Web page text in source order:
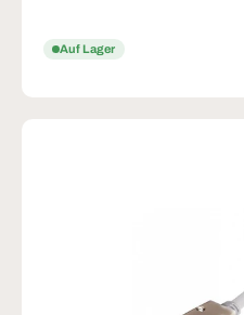
Auf Lager